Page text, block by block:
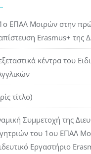
ΕΠΑΛ Μοιρών στην
Erasmus+ της
κέντρα του
τίτλο)
Συμμετοχή της
του 1ου ΕΠΑΛ
Εργαστήριο